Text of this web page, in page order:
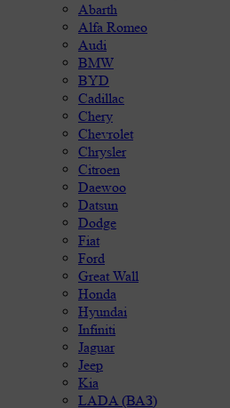
Abarth
Alfa Romeo
Audi
BMW
BYD
Cadillac
Chery
Chevrolet
Chrysler
Citroen
Daewoo
Datsun
Dodge
Fiat
Ford
Great Wall
Honda
Hyundai
Infiniti
Jaguar
Jeep
Kia
LADA (ВАЗ)